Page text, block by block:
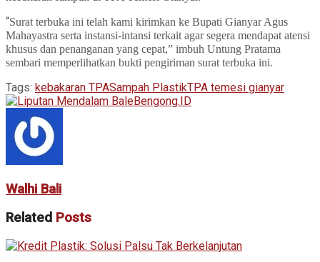
“Surat terbuka ini telah kami kirimkan ke Bupati Gianyar Agus
Mahayastra serta instansi-intansi terkait agar segera mendapat atensi
khusus dan penanganan yang cepat,” imbuh Untung Pratama
sembari memperlihatkan bukti pengiriman surat terbuka ini.
Tags: kebakaran TPASampah PlastikTPA temesi gianyar
Walhi Bali
Related Posts